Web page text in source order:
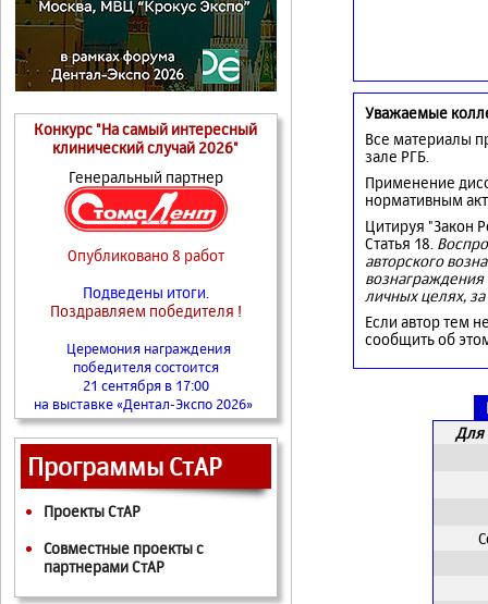
Конкурс "На самый интересный
клинический случай 2026"
Генеральный партнер
Опубликовано 8 работ
Подведены итоги.
Поздравляем победителя !
Церемония награждения
победителя состоится
21 сентября в 17:00
на выставке «Дентал-Экспо 2026»
Программы СтАР
Проекты СтАР
Совместные проекты с
партнерами СтАР
Уважаемые
Все материалы
зале РГБ.
Применение
нормативным
Цитируя "Закон
Статья 18.
авторского
личных целях,
Если автор тем
сообщить об
Для